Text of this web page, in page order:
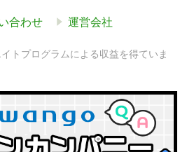
合わせ 運営会社
トプログラムによる収益を得ていま